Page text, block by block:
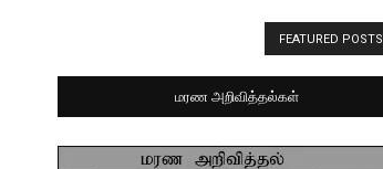
FEATURED POSTS
மரண அறிவித்தல்கள்